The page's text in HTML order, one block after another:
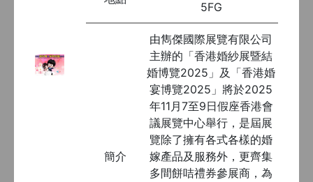
5FG
簡介
由雋傑國際展覽有限公司
主辦的「香港婚紗展暨結
婚博覽2025」及「香港婚
宴博覽2025」將於2025
年11月7至9日假座香港會
議展覽中心舉行，是屆展
覽除了擁有各式各樣的婚
嫁產品及服務外，更齊集
多間餅咭禮券參展商，為